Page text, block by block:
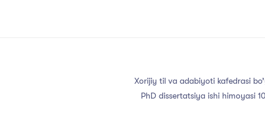
Xorijiy til va adabiyoti kafedrasi
PhD dissertatsiya ishi himoyasi